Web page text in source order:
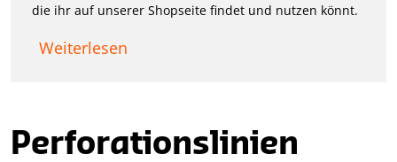
die ihr auf unserer Shopseite findet und nutzen könnt.
Weiterlesen
Perforationslinien